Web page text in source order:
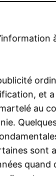
et
au
sont
quand